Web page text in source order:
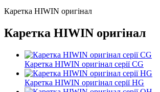
Каретка HIWIN оригінал
Каретка HIWIN оригінал
Каретка HIWIN оригінал серії CG
Каретка HIWIN оригінал серії HG